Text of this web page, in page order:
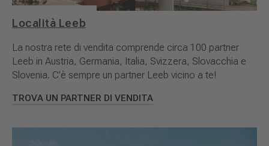
Località Leeb
La nostra rete di vendita comprende circa 100 partner
Leeb in Austria, Germania, Italia, Svizzera, Slovacchia e
Slovenia. C’è sempre un partner Leeb vicino a te!
TROVA UN PARTNER DI VENDITA